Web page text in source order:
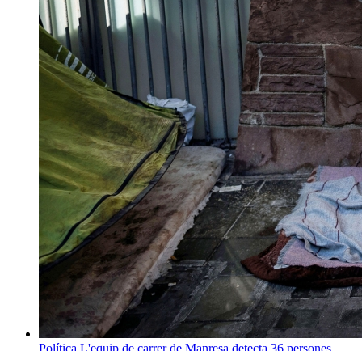
Política L'equip de carrer de Manresa detecta 36 persones